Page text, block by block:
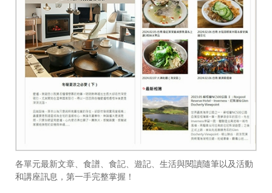
各單元最新文章、食譜、食記、遊記、生活與閱讀隨筆以及活動
和講座訊息，第一手完整掌握！